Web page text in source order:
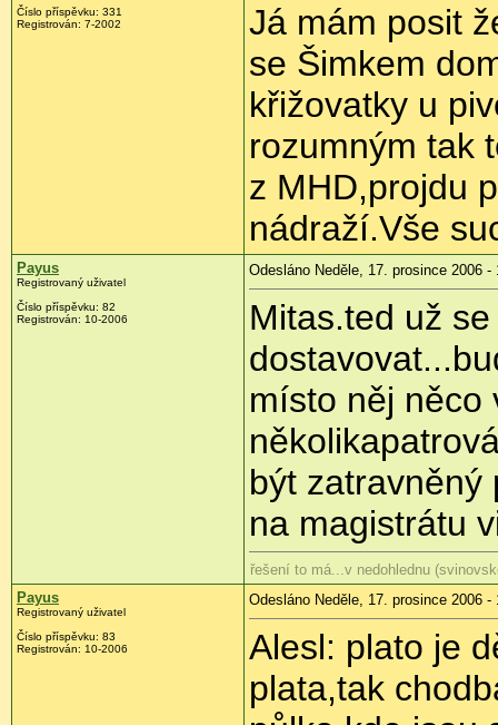
Číslo příspěvku: 331
Registrován: 7-2002
Já mám posit
se Šimkem
křižovatky u
rozumným tak
z MHD,projdu
nádraží.Vše
Payus
Registrovaný uživatel
Číslo příspěvku: 82
Registrován: 10-2006
Odesláno Neděle, 17. prosince 2006 -
Mitas.ted už
místo něj něco
být zatravněný
na magistrátu
řešení to má...v nedohlednu
Payus
Registrovaný uživatel
Číslo příspěvku: 83
Registrován: 10-2006
Odesláno Neděle, 17. prosince 2006 -
Alesl: plato je
plata,tak